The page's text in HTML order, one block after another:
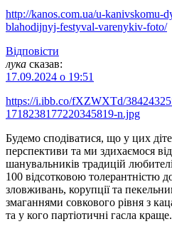
http://kanos.com.ua/u-kanivskomu-
blahodijnyj-festyval-varenykiv-foto/
Відповіcти
лука сказав:
17.09.2024 о 19:51
https://i.ibb.co/fXZWXTd/
1718238177220345819-n.jpg
Будемо сподіватися, що у цих
перспективи та ми здихаємося
шанувальників традицій
100 відсотковою толерантністю
зловживань, корупції та
змаганнями совкового рівня з
та у кого партіотичні гасла краще.